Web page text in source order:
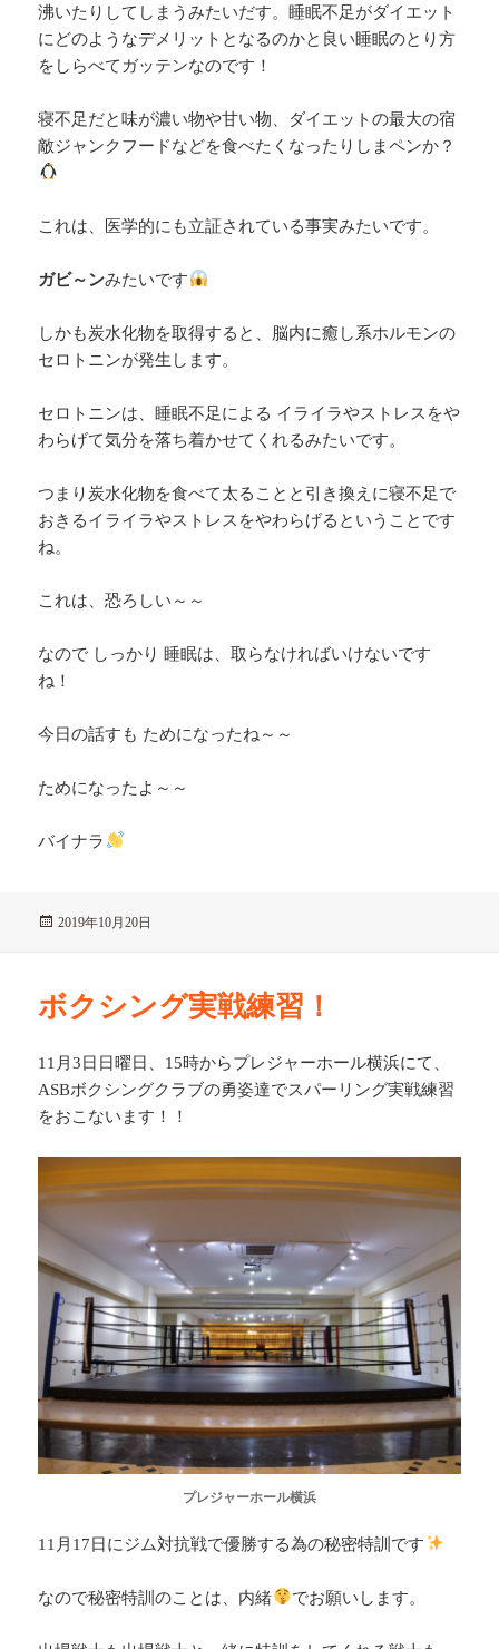
沸いたりしてしまうみたいだす。睡眠不足がダイエット
にどのようなデメリットとなるのかと良い睡眠のとり方
をしらべてガッテンなのです！
寝不足だと味が濃い物や甘い物、ダイエットの最大の宿
敵ジャンクフードなどを食べたくなったりしまペンか？
これは、医学的にも立証されている事実みたいです。
ガビ～ンみたいです
しかも炭水化物を取得すると、脳内に癒し系ホルモンの
セロトニンが発生します。
セロトニンは、睡眠不足による イライラやストレスをや
わらげて気分を落ち着かせてくれるみたいです。
つまり炭水化物を食べて太ることと引き換えに寝不足で
おきるイライラやストレスをやわらげるということです
ね。
これは、恐ろしい～～
なので しっかり 睡眠は、取らなければいけないです
ね！
今日の話すも ためになったね～～
ためになったよ～～
バイナラ
投
2019年10月20日
ボクシング実戦練習！
11月3日日曜日、15時からプレジャーホール横浜にて、
ASBボクシングクラブの勇姿達でスパーリング実戦練習
をおこないます！！
プレジャーホール横浜
11月17日にジム対抗戦で優勝する為の秘密特訓です
なので秘密特訓のことは、内緒 でお願いします。